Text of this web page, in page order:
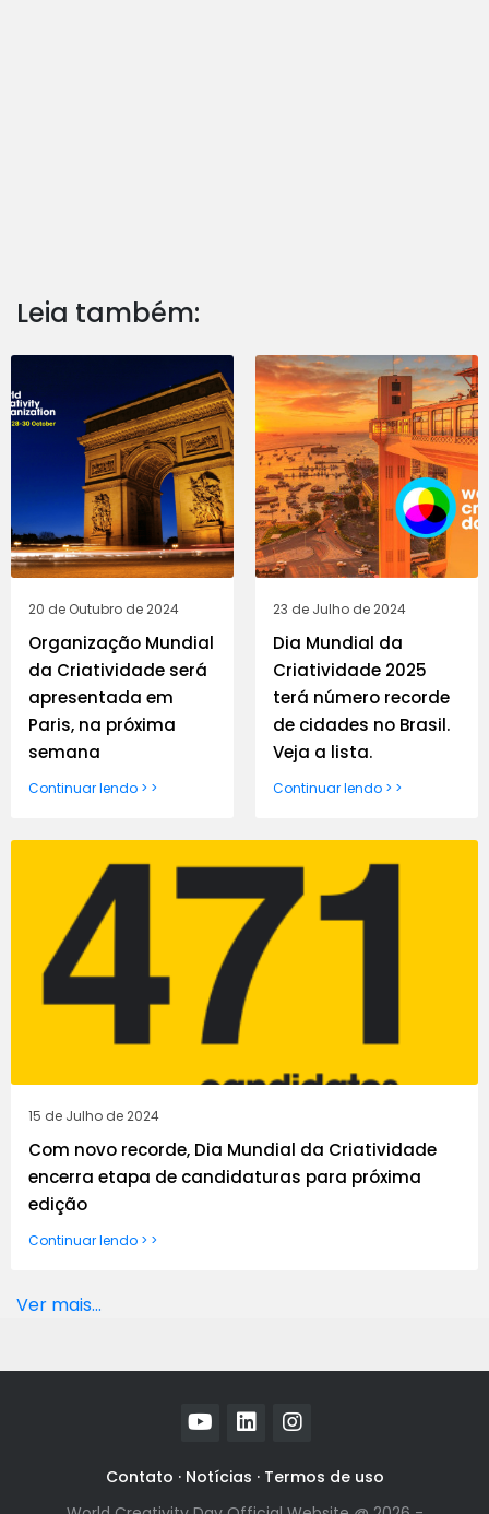
Leia também:
20 de Outubro de 2024
Organização Mundial
da Criatividade será
apresentada em
Paris, na próxima
semana
Continuar lendo > >
23 de Julho de 2024
Dia Mundial da
Criatividade 2025
terá número recorde
de cidades no Brasil.
Veja a lista.
Continuar lendo > >
15 de Julho de 2024
Com novo recorde, Dia Mundial da Criatividade
encerra etapa de candidaturas para próxima
edição
Continuar lendo > >
Ver mais...
Contato · Notícias · Termos de uso